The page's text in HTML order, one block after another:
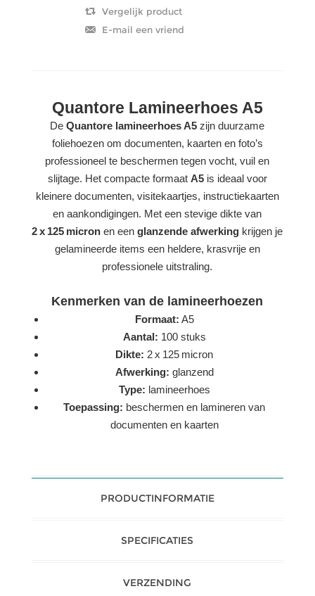
Quantore Lamineerhoes A5
DeQuantore lamineerhoes A5 zijn duurzame
foliehoezen om documenten, kaarten en foto’s
professioneel te beschermen tegen vocht, vuil en
slijtage. Het compacte formaat A5is ideaal voor
kleinere documenten, visitekaartjes, instructiekaarten
en aankondigingen. Met een stevige dikte van
2 x 125 micron en eenglanzende afwerking krijgen je
gelamineerde items een heldere, krasvrije en
professionele uitstraling.
Kenmerken van de lamineerhoezen
Formaat: A5
Aantal: 100 stuks
Dikte: 2 x 125 micron
Afwerking: glanzend
Type: lamineerhoes
Toepassing: beschermen en lamineren van
documenten en kaarten
PRODUCTINFORMATIE
SPECIFICATIES
VERZENDING